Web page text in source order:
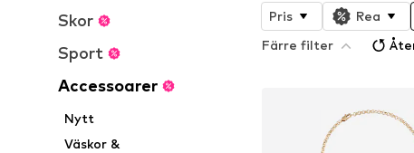
Skor
Sport
Accessoarer
Nytt
Väskor &
Pris Rea
Färre filter